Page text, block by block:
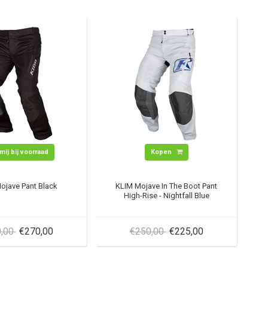
bij voorraad
Pant Black
€270,00
Kopen
KLIM Mojave In The Boot Pant
High-Rise - Nightfall Blue
€250,00 €225,00